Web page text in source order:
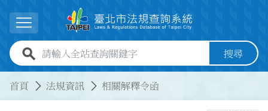
展開選單
全站查詢關鍵字欄位 搜尋
首頁 法規資訊 相關解釋令函